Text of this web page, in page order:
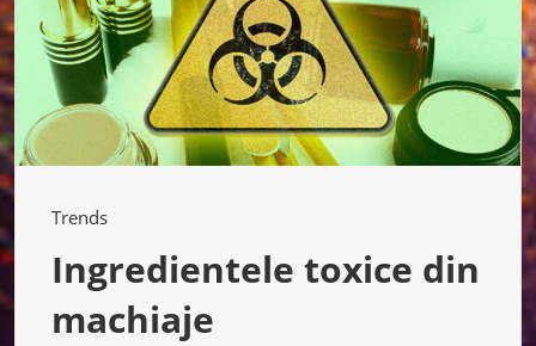
Trends
Ingredientele toxice din
machiaje